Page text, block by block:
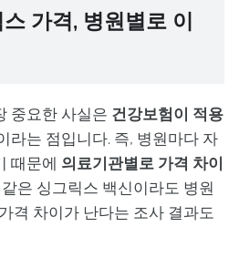
가격, 병원별로 이
중요한 사실은 건강보험이 적용
라는 점입니다. 즉, 병원마다 자
때문에 의료기관별로 가격 차이
은 싱그릭스 백신이라도 병원
격 차이가 난다는 조사 결과도